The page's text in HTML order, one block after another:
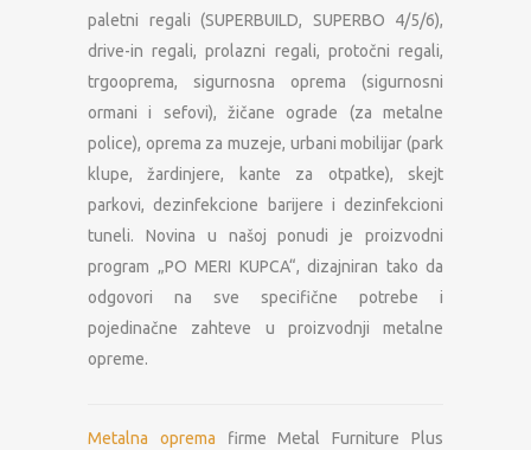
paletni regali (SUPERBUILD, SUPERBO 4/5/6),
drive-in regali, prolazni regali, protočni regali,
trgooprema, sigurnosna oprema (sigurnosni
ormani i sefovi), žičane ograde (za metalne
police), oprema za muzeje, urbani mobilijar (park
klupe, žardinjere, kante za otpatke), skejt
parkovi, dezinfekcione barijere i dezinfekcioni
tuneli. Novina u našoj ponudi je proizvodni
program „PO MERI KUPCA“, dizajniran tako da
odgovori na sve specifične potrebe i
pojedinačne zahteve u proizvodnji metalne
opreme.
Metalna oprema firme Metal Furniture Plus